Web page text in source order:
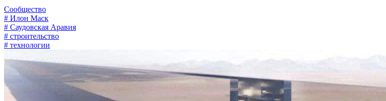
Сообщество
# Илон Маск
# Саудовская Аравия
# строительство
# технологии